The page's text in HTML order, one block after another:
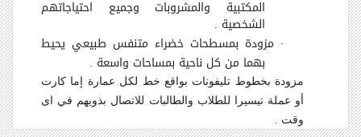
المكتبية والمشروبات وجميع احتياجاتهم
الشخصية .
· مزودة بمسطحات خضراء متنفس طبيعي يحيط
بهما من كل ناحية بمساحات واسعة .
مزودة بخطوط تليفونات بواقع خط لكل عمارة إما كارت
أو عملة تيسيرا للطلاب والطالبات للاتصال بذويهم في اى
وقت .